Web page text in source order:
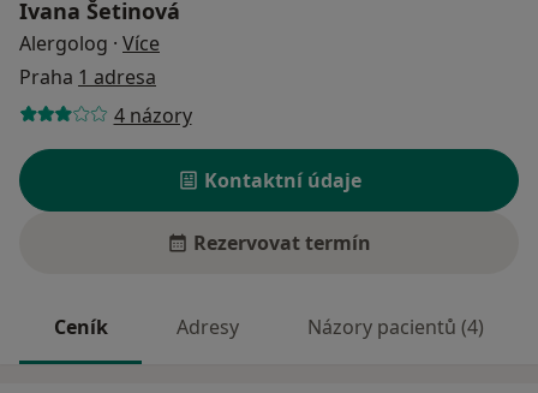
Ivana Šetinová
Alergolog · Více
Praha 1 adresa
4 názory
Kontaktní údaje
Rezervovat termín
Ceník Adresy Názory pacientů (4)